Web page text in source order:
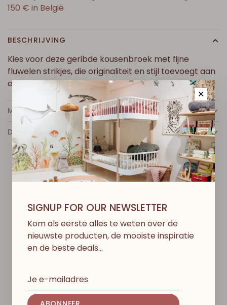
150 € in België
BESCHRIJVING
Kies voor deze geribde kousenbroek met fijne
fluwelen strikjes, die originaliteit en stijl toevoegt aan
elke outfit!
MEER INFO
DETAILS
✕
SIGNUP FOR OUR NEWSLETTER
Kom als eerste alles te weten over de
nieuwste producten, de mooiste inspiratie
en de beste deals…